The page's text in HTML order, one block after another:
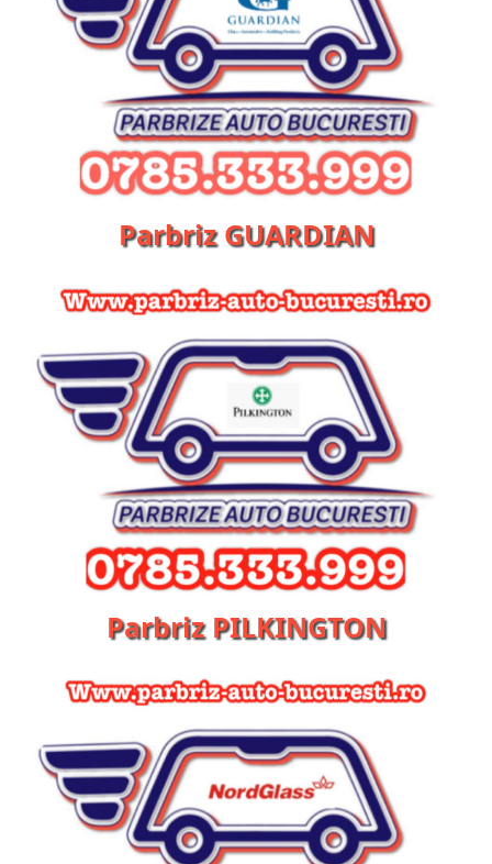
Parbriz GUARDIAN
Parbriz PILKINGTON